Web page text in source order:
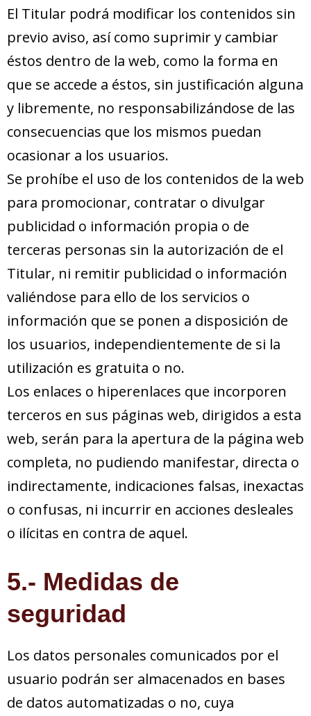
El Titular podrá modificar los contenidos sin
previo aviso, así como suprimir y cambiar
éstos dentro de la web, como la forma en
que se accede a éstos, sin justificación alguna
y libremente, no responsabilizándose de las
consecuencias que los mismos puedan
ocasionar a los usuarios.
Se prohíbe el uso de los contenidos de la web
para promocionar, contratar o divulgar
publicidad o información propia o de
terceras personas sin la autorización de el
Titular, ni remitir publicidad o información
valiéndose para ello de los servicios o
información que se ponen a disposición de
los usuarios, independientemente de si la
utilización es gratuita o no.
Los enlaces o hiperenlaces que incorporen
terceros en sus páginas web, dirigidos a esta
web, serán para la apertura de la página web
completa, no pudiendo manifestar, directa o
indirectamente, indicaciones falsas, inexactas
o confusas, ni incurrir en acciones desleales
o ilícitas en contra de aquel.
5.- Medidas de
seguridad
Los datos personales comunicados por el
usuario podrán ser almacenados en bases
de datos automatizadas o no, cuya